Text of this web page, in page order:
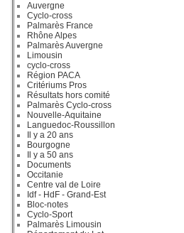
Auvergne
Cyclo-cross
Palmarès France
Rhône Alpes
Palmarès Auvergne
Limousin
cyclo-cross
Région PACA
Critériums Pros
Résultats hors comité
Palmarès Cyclo-cross
Nouvelle-Aquitaine
Languedoc-Roussillon
Il y a 20 ans
Bourgogne
Il y a 50 ans
Documents
Occitanie
Centre val de Loire
Idf - HdF - Grand-Est
Bloc-notes
Cyclo-Sport
Palmarès Limousin